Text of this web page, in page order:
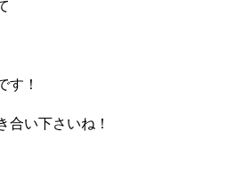
す！
合い下さいね！